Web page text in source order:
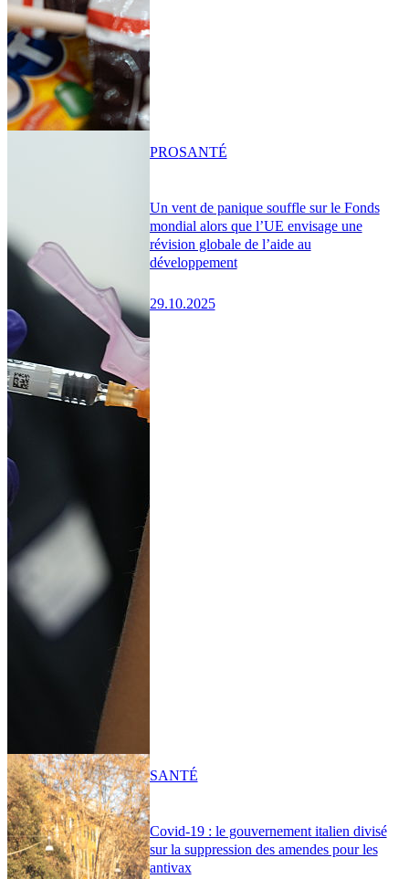
Un vent de panique souffle sur le Fonds
mondial alors que l’UE envisage une
révision globale de l’aide au
développement
29.10.2025
PROSANTÉ
Covid-19 : le gouvernement italien divisé
sur la suppression des amendes pour les
antivax
SANTÉ